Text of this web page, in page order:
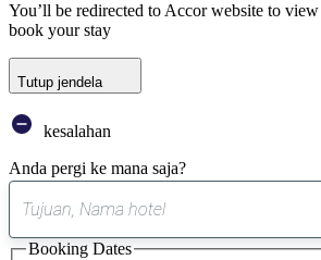
You’ll be redirected to Accor website to
book your stay
Tutup jendela
kesalahan
Anda pergi ke mana saja?
saran
ditemukan
Booking Dates